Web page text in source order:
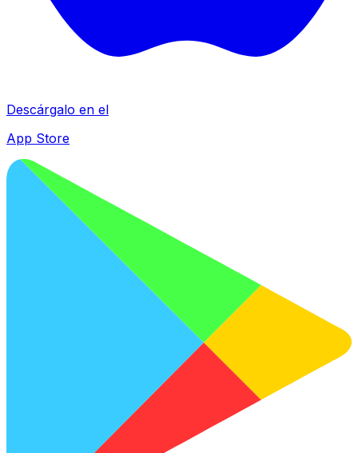
Descárgalo en el
App Store